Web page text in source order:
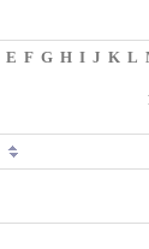
E F G H I J K L